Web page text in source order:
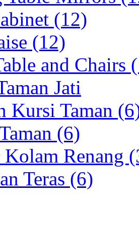
(12)
(12)
and Chairs
Jati
Kursi Taman
(6)
Renang
Teras (6)